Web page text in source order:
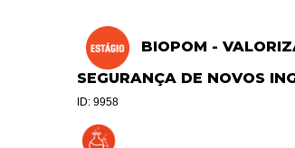
BIOPOM -
SEGURANÇA DE NOVOS
ID: 9958